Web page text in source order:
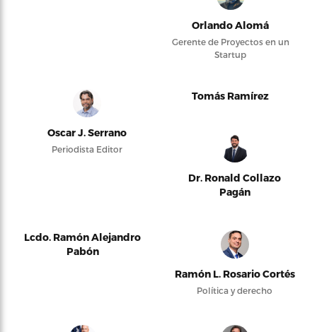
Orlando Alomá
Gerente de Proyectos en un
Startup
Oscar J. Serrano
Periodista Editor
Tomás Ramírez
Dr. Ronald Collazo
Pagán
Lcdo. Ramón Alejandro
Pabón
Ramón L. Rosario Cortés
Política y derecho